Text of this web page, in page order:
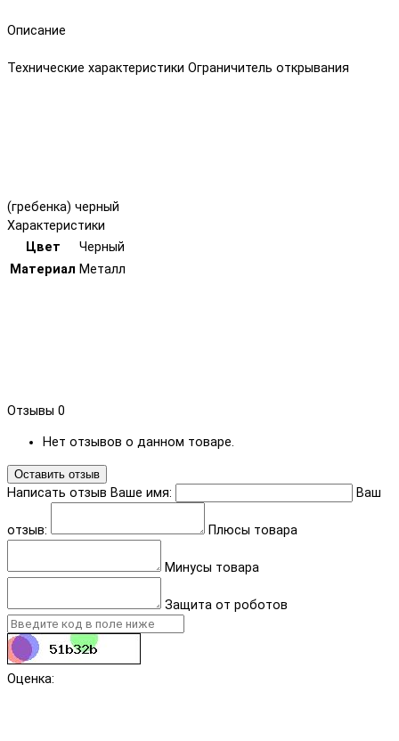
Описание
Технические характеристики Ограничитель открывания
(гребенка) черный
Характеристики
Цвет
Черный
Материал Металл
Отзывы 0
Нет отзывов о данном товаре.
Оставить отзыв
Написать отзыв Ваше имя: Ваш
отзыв: Плюсы товара
Минусы товара
Защита от роботов
Оценка: